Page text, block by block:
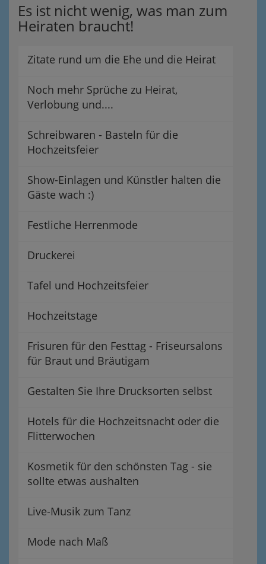
Es ist nicht wenig, was man zum
Heiraten braucht!
Zitate rund um die Ehe und die Heirat
Noch mehr Sprüche zu Heirat,
Verlobung und....
Schreibwaren - Basteln für die
Hochzeitsfeier
Show-Einlagen und Künstler halten die
Gäste wach :)
Festliche Herrenmode
Druckerei
Tafel und Hochzeitsfeier
Hochzeitstage
Frisuren für den Festtag - Friseursalons
für Braut und Bräutigam
Gestalten Sie Ihre Drucksorten selbst
Hotels für die Hochzeitsnacht oder die
Flitterwochen
Kosmetik für den schönsten Tag - sie
sollte etwas aushalten
Live-Musik zum Tanz
Mode nach Maß